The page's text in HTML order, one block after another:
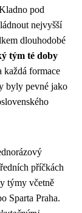
pod
nejvyšší
dlouhodobé
tým té doby
každá formace
byly pevné jako
příčkách
týmy včetně
Sparta Praha.